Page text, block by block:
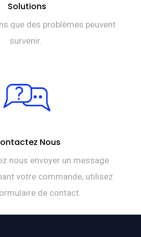
Solutions
que des problèmes peuvent
survenir.
Nous
nous envoyer un message
votre commande, utilisez
de contact.